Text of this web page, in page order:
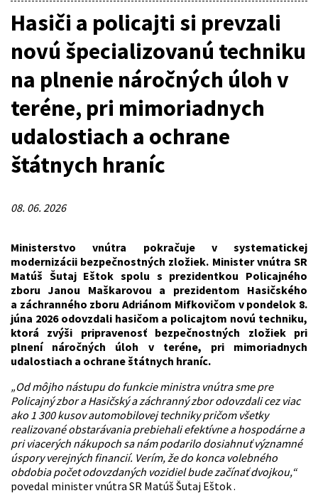
Hasiči a policajti si prevzali
novú špecializovanú techniku
na plnenie náročných úloh v
teréne, pri mimoriadnych
udalostiach a ochrane
štátnych hraníc
08. 06. 2026
Ministerstvo vnútra pokračuje v systematickej
modernizácii bezpečnostných zložiek. Minister vnútra SR
Matúš Šutaj Eštok spolu s prezidentkou Policajného
zboru Janou Maškarovou a prezidentom Hasičského
a záchranného zboru Adriánom Mifkovičom v pondelok 8.
júna 2026 odovzdali hasičom a policajtom novú techniku,
ktorá zvýši pripravenosť bezpečnostných zložiek pri
plnení náročných úloh v teréne, pri mimoriadnych
udalostiach a ochrane štátnych hraníc.
„Od môjho nástupu do funkcie ministra vnútra sme pre
Policajný zbor a Hasičský a záchranný zbor odovzdali cez viac
ako 1 300 kusov automobilovej techniky pričom všetky
realizované obstarávania prebiehali efektívne a hospodárne a
pri viacerých nákupoch sa nám podarilo dosiahnuť významné
úspory verejných financií. Verím, že do konca volebného
obdobia počet odovzdaných vozidiel bude začínať dvojkou,“
povedal minister vnútra SR Matúš Šutaj Eštok .